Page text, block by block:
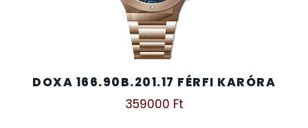
DOXA 166.90B.201.17 FÉRFI KARÓRA
359000 Ft